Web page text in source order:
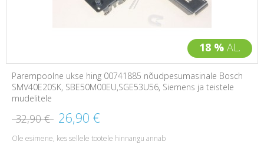
18 % AL.
Parempoolne ukse hing 00741885 nõudpesumasinale Bosch
SMV40E20SK, SBE50M00EU,SGE53U56, Siemens ja teistele
mudelitele
32,90 € 26,90 €
Ole esimene, kes sellele tootele hinnangu annab